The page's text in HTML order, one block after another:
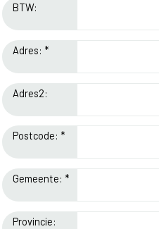
BTW:
Adres: *
Adres2:
Postcode: *
Gemeente: *
Provincie: